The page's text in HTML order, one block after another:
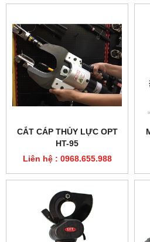
CẮT CÁP THỦY LỰC OPT
Liên hệ : 0968.655.988
MÁY CẮT CÁP DÙNG PIN
OPT ECB-67
Liên hệ : 0968.655.988